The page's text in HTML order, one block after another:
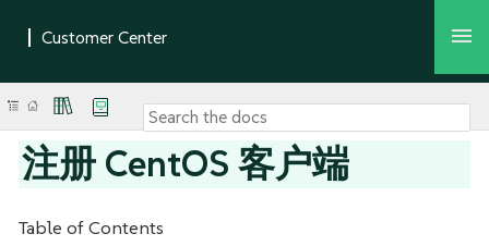
注册 CentOS 客户端
Table of Contents